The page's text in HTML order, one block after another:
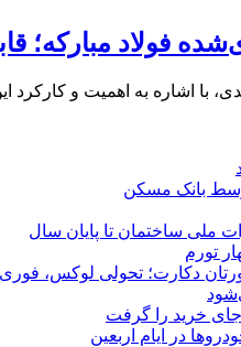
فولاد مبارکه؛
با اشاره به اهمیت و کارکرد
تورم
دکارت؛ تحولی لوکس،
خرید را گرفت
در ایام اربعین